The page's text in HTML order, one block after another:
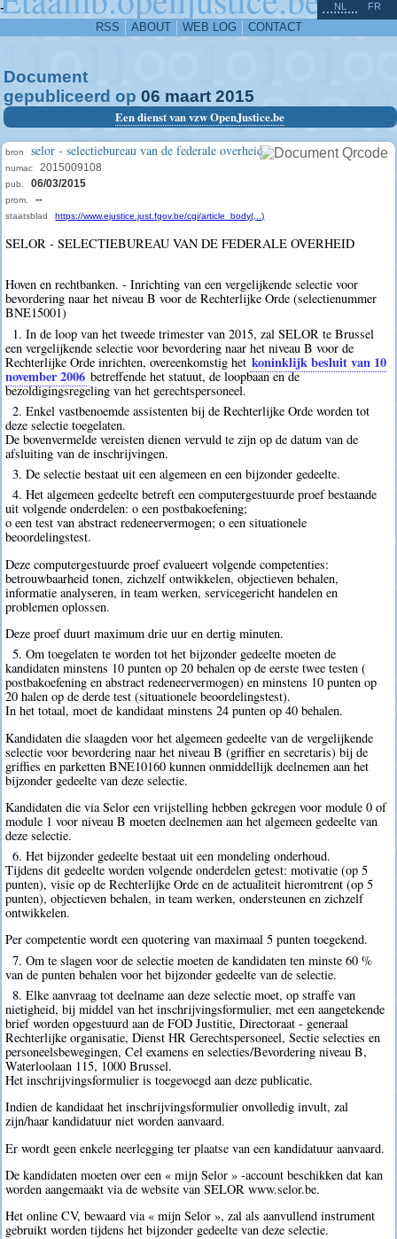
-
RSS ABOUT WEB LOG CONTACT
NL FR
Document
gepubliceerd op 06 maart 2015
Een dienst van vzw OpenJustice.be
bron selor - selectiebureau van de federale overheid
numac 2015009108
pub. 06/03/2015
prom. --
staatsblad https://www.ejustice.just.fgov.be/cgi/article_body(...)
SELOR - SELECTIEBUREAU VAN DE FEDERALE OVERHEID
Hoven en rechtbanken. - Inrichting van een vergelijkende selectie voor
bevordering naar het niveau B voor de Rechterlijke Orde (selectienummer
BNE15001)
1. In de loop van het tweede trimester van 2015, zal SELOR te Brussel
een vergelijkende selectie voor bevordering naar het niveau B voor de
Rechterlijke Orde inrichten, overeenkomstig het koninklijk besluit van 10
november 2006 betreffende het statuut, de loopbaan en de
bezoldigingsregeling van het gerechtspersoneel.
2. Enkel vastbenoemde assistenten bij de Rechterlijke Orde worden tot
deze selectie toegelaten.
De bovenvermelde vereisten dienen vervuld te zijn op de datum van de
afsluiting van de inschrijvingen.
3. De selectie bestaat uit een algemeen en een bijzonder gedeelte.
4. Het algemeen gedeelte betreft een computergestuurde proef bestaande
uit volgende onderdelen: o een postbakoefening;
o een test van abstract redeneervermogen; o een situationele
beoordelingstest.
Deze computergestuurde proef evalueert volgende competenties:
betrouwbaarheid tonen, zichzelf ontwikkelen, objectieven behalen,
informatie analyseren, in team werken, servicegericht handelen en
problemen oplossen.
Deze proef duurt maximum drie uur en dertig minuten.
5. Om toegelaten te worden tot het bijzonder gedeelte moeten de
kandidaten minstens 10 punten op 20 behalen op de eerste twee testen (
postbakoefening en abstract redeneervermogen) en minstens 10 punten op
20 halen op de derde test (situationele beoordelingstest).
In het totaal, moet de kandidaat minstens 24 punten op 40 behalen.
Kandidaten die slaagden voor het algemeen gedeelte van de vergelijkende
selectie voor bevordering naar het niveau B (griffier en secretaris) bij de
griffies en parketten BNE10160 kunnen onmiddellijk deelnemen aan het
bijzonder gedeelte van deze selectie.
Kandidaten die via Selor een vrijstelling hebben gekregen voor module 0 of
module 1 voor niveau B moeten deelnemen aan het algemeen gedeelte van
deze selectie.
6. Het bijzonder gedeelte bestaat uit een mondeling onderhoud.
Tijdens dit gedeelte worden volgende onderdelen getest: motivatie (op 5
punten), visie op de Rechterlijke Orde en de actualiteit hieromtrent (op 5
punten), objectieven behalen, in team werken, ondersteunen en zichzelf
ontwikkelen.
Per competentie wordt een quotering van maximaal 5 punten toegekend.
7. Om te slagen voor de selectie moeten de kandidaten ten minste 60 %
van de punten behalen voor het bijzonder gedeelte van de selectie.
8. Elke aanvraag tot deelname aan deze selectie moet, op straffe van
nietigheid, bij middel van het inschrijvingsformulier, met een aangetekende
brief worden opgestuurd aan de FOD Justitie, Directoraat - generaal
Rechterlijke organisatie, Dienst HR Gerechtspersoneel, Sectie selecties en
personeelsbewegingen, Cel examens en selecties/Bevordering niveau B,
Waterloolaan 115, 1000 Brussel.
Het inschrijvingsformulier is toegevoegd aan deze publicatie.
Indien de kandidaat het inschrijvingsformulier onvolledig invult, zal
zijn/haar kandidatuur niet worden aanvaard.
Er wordt geen enkele neerlegging ter plaatse van een kandidatuur aanvaard.
De kandidaten moeten over een « mijn Selor » -account beschikken dat kan
worden aangemaakt via de website van SELOR www.selor.be.
Het online CV, bewaard via « mijn Selor », zal als aanvullend instrument
gebruikt worden tijdens het bijzonder gedeelte van deze selectie.
^